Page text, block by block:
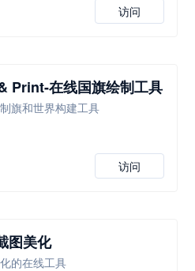
访问
Print-在线国旗绘制工具
旗和世界构建工具
访问
图美化
的在线工具